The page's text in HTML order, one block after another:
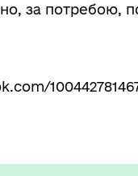
за потребою,